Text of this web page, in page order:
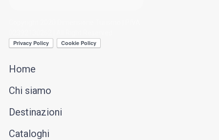
Home
Chi siamo
Destinazioni
Cataloghi